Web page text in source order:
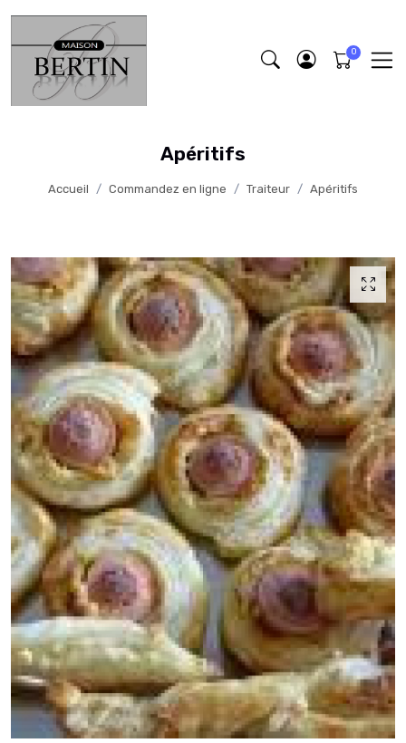
Apéritifs
Accueil Commandez en ligne Traiteur Apéritifs